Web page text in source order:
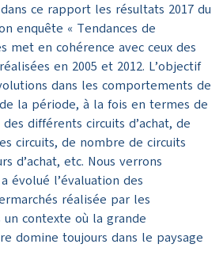
ce rapport les résultats 2017 du
enquête « Tendances de
met en cohérence avec ceux des
en 2005 et 2012. L’objectif
dans les comportements de
la période, à la fois en termes de
différents circuits d’achat, de
circuits, de nombre de circuits
d’achat, etc. Nous verrons
évolué l’évaluation des
réalisée par les
un contexte où la grande
domine toujours dans le paysage